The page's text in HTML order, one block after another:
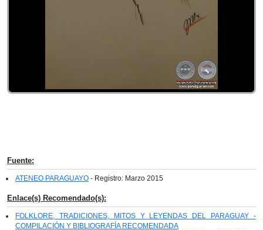
Fuente:
ATENEO PARAGUAYO - Registro: Marzo 2015
Enlace(s) Recomendado(s):
FOLKLORE, TRADICIONES, MITOS Y LEYENDAS DEL PARAGUAY -
COMPILACIÓN Y BIBLIOGRAFÍA RECOMENDADA